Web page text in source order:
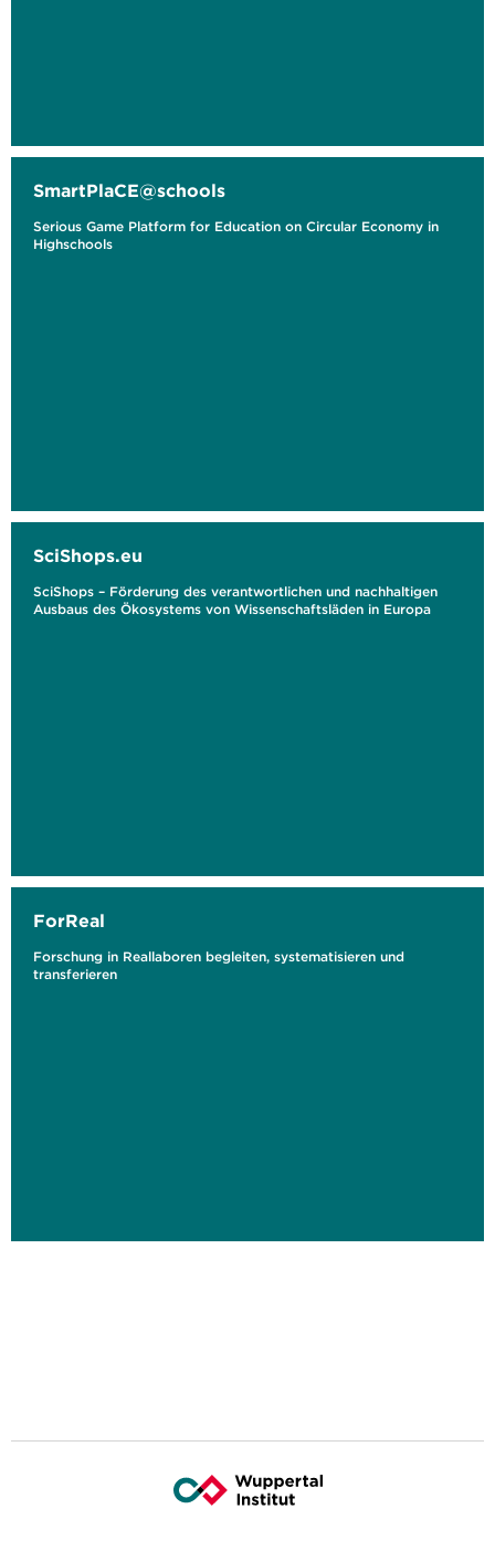
SmartPlaCE@schools
Serious Game Platform for Education on Circular Economy in
Highschools
SciShops.eu
SciShops – Förderung des verantwortlichen und nachhaltigen
Ausbaus des Ökosystems von Wissenschaftsläden in Europa
ForReal
Forschung in Reallaboren begleiten, systematisieren und
transferieren